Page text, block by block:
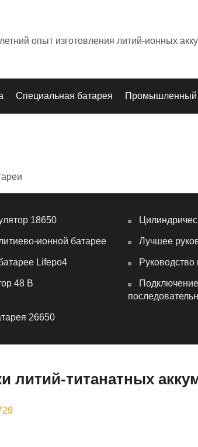
опыт изготовления литий-ионных
Специальная батарея Промышленный
18650
ионной батарее Лучшее
Lifepo4
48 В
26650
литий-титанатных